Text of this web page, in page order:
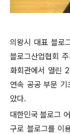
의왕시 대표 블로
블로그산업협회
화회관에서 열린
연속 공공 부문 기
았다.
대한민국 블로그
구로 블로그를 이